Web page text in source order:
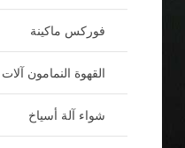
فوركس ماكينة
القهوة النمامون آلات
شواء آلة أسياخ